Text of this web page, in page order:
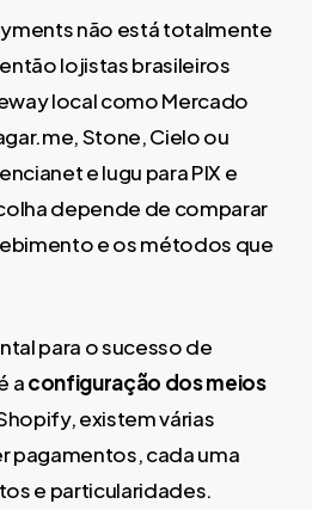
não está totalmente
lojistas brasileiros
local como Mercado
Stone, Cielo ou
e Iugu para PIX e
depende de comparar
e os métodos que
para o sucesso de
aconfiguração dos meios
existem várias
pagamentos, cada uma
e particularidades.